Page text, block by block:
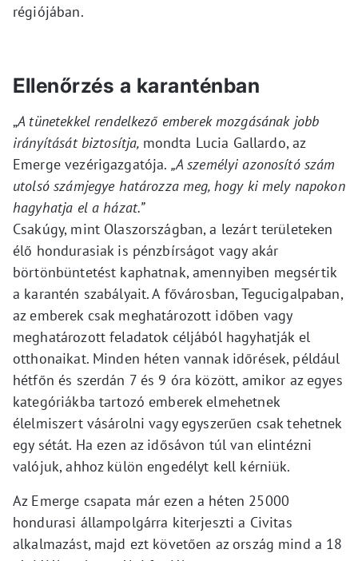
régiójában.
Ellenőrzés a karanténban
„A tünetekkel rendelkező emberek mozgásának jobb
irányítását biztosítja, mondta Lucia Gallardo, az
Emerge vezérigazgatója. „A személyi azonosító szám
utolsó számjegye határozza meg, hogy ki mely napokon
hagyhatja el a házat.”
Csakúgy, mint Olaszországban, a lezárt területeken
élő hondurasiak is pénzbírságot vagy akár
börtönbüntetést kaphatnak, amennyiben megsértik
a karantén szabályait. A fővárosban, Tegucigalpaban,
az emberek csak meghatározott időben vagy
meghatározott feladatok céljából hagyhatják el
otthonaikat. Minden héten vannak időrések, például
hétfőn és szerdán 7 és 9 óra között, amikor az egyes
kategóriákba tartozó emberek elmehetnek
élelmiszert vásárolni vagy egyszerűen csak tehetnek
egy sétát. Ha ezen az idősávon túl van elintézni
valójuk, ahhoz külön engedélyt kell kérniük.
Az Emerge csapata már ezen a héten 25000
hondurasi állampolgárra kiterjeszti a Civitas
alkalmazást, majd ezt követően az ország mind a 18